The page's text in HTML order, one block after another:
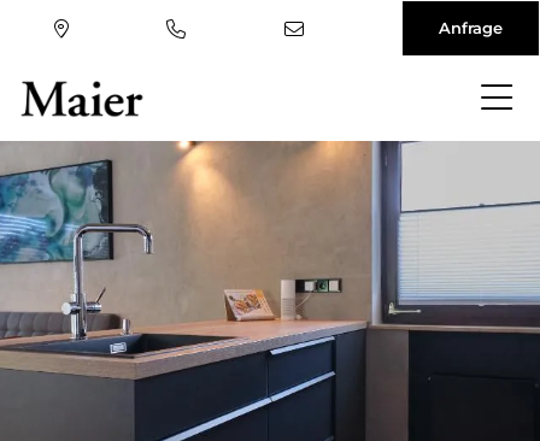
zum
Inhalt
Anfrage